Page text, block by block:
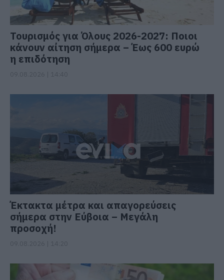
Τουρισμός για Όλους 2026-2027: Ποιοι
κάνουν αίτηση σήμερα – Έως 600 ευρώ
η επιδότηση
Έκτακτα μέτρα και απαγορεύσεις
σήμερα στην Εύβοια – Μεγάλη
προσοχή!